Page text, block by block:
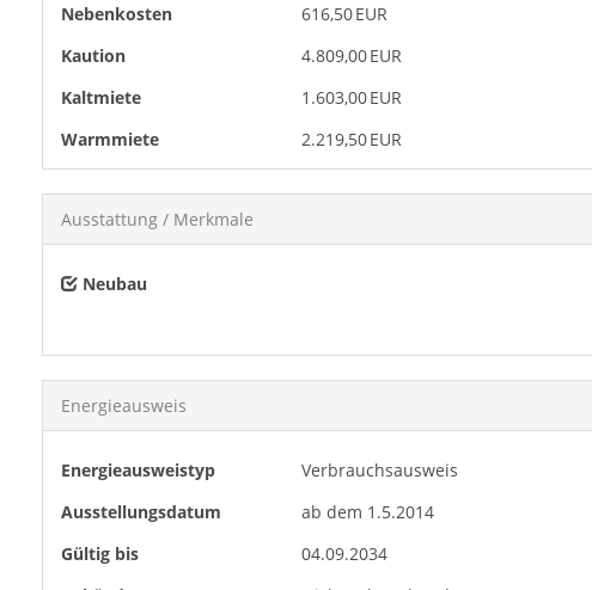
Nebenkosten
616,50 EUR
Kaution
4.809,00 EUR
Kaltmiete
1.603,00 EUR
Warmmiete
2.219,50 EUR
Ausstattung / Merkmale
Neubau
Energieausweis
Energieausweistyp
Verbrauchs­ausweis
Ausstellungsdatum
ab dem 1.5.2014
Gültig bis
04.09.2034